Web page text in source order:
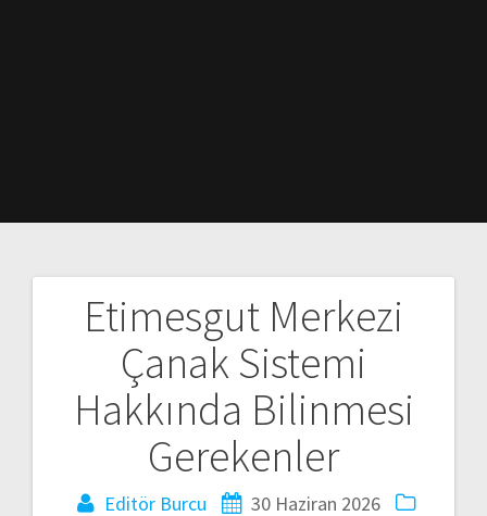
Etimesgut Merkezi
Çanak Sistemi
Hakkında Bilinmesi
Gerekenler
Editör Burcu
30 Haziran 2026
Yazı
gezinmesi